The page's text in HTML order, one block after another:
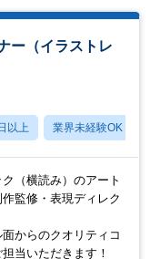
ー（イラストレ
以上 業界未経験OK
（横読み）のアート
監修・表現ディレク
からのクオリティコ
当いただきます！